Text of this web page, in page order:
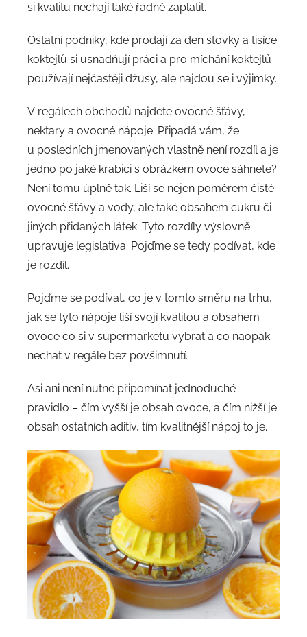
si kvalitu nechají také řádně zaplatit.
Ostatní podniky, kde prodají za den stovky a tisíce
koktejlů si usnadňují práci a pro míchání koktejlů
používají nejčastěji džusy, ale najdou se i výjimky.
V regálech obchodů najdete ovocné šťávy,
nektary a ovocné nápoje. Připadá vám, že
u posledních jmenovaných vlastně není rozdíl a je
jedno po jaké krabici s obrázkem ovoce sáhnete?
Není tomu úplně tak. Liší se nejen poměrem čisté
ovocné šťávy a vody, ale také obsahem cukru či
jiných přidaných látek. Tyto rozdíly výslovně
upravuje legislativa. Pojďme se tedy podívat, kde
je rozdíl.
Pojďme se podívat, co je v tomto směru na trhu,
jak se tyto nápoje liší svojí kvalitou a obsahem
ovoce co si v supermarketu vybrat a co naopak
nechat v regále bez povšimnutí.
Asi ani není nutné připomínat jednoduché
pravidlo – čím vyšší je obsah ovoce, a čím nižší je
obsah ostatních aditiv, tím kvalitnější nápoj to je.